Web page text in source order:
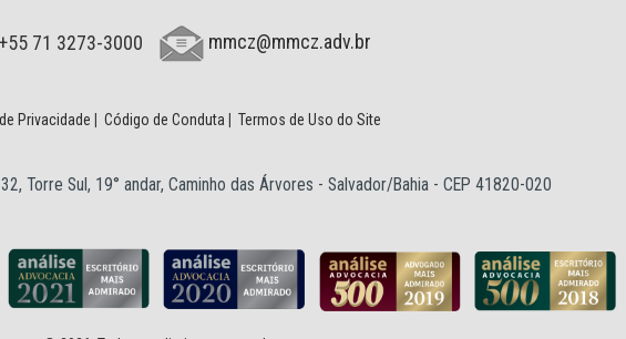
+55 71 3273-3000 mmcz@mmcz.adv.br
Privacidade Código de Conduta Termos de Uso do Site
Torre Sul, 19° andar, Caminho das Árvores - Salvador/Bahia - CEP 41820-020